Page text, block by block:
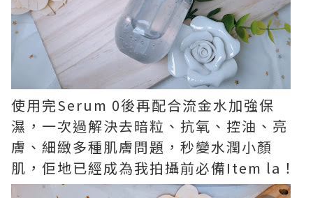
使用完Serum 0後再配合流金水加強保
濕，一次過解決去暗粒、抗氧、控油、亮
膚、細緻多種肌膚問題，秒變水潤小顏
肌，佢地已經成為我拍攝前必備Item la！